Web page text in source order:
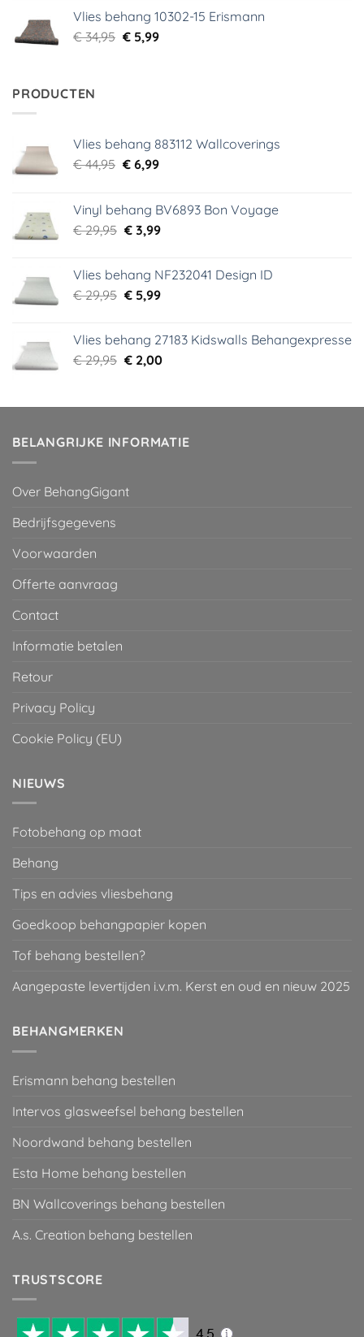
€ 34,95.€ 5,99.
Vlies behang 10302-15 Erismann
€34,95 Oorspronkelijke
€5,99Huidige
PRODUCTEN
Vlies behang 883112 Wallcoverings
€44,95 Oorspronkelijke
€ 44,95.
€6,99Huidige
€ 6,99.
Vinyl behang BV6893 Bon Voyage
€29,95 Oorspronkelijke
€ 29,95.
€3,99Huidige
€ 3,99.
Vlies behang NF232041 Design ID
€29,95 Oorspronkelijke
€ 29,95.
€5,99Huidige
€ 5,99.
Vlies behang 27183 Kidswalls Behangexpresse
€29,95 Oorspronkelijke
€ 29,95.
€2,00Huidige
€ 2,00.
BELANGRIJKE INFORMATIE
Over BehangGigant
Bedrijfsgegevens
Voorwaarden
Offerte aanvraag
Contact
Informatie betalen
Retour
Privacy Policy
Cookie Policy (EU)
NIEUWS
Fotobehang op maat
Behang
Tips en advies vliesbehang
Goedkoop behangpapier kopen
Tof behang bestellen?
Aangepaste levertijden i.v.m. Kerst en oud en nieuw 2025
BEHANGMERKEN
Erismann behang bestellen
Intervos glasweefsel behang bestellen
Noordwand behang bestellen
Esta Home behang bestellen
BN Wallcoverings behang bestellen
A.s. Creation behang bestellen
TRUSTSCORE